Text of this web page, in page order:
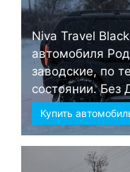
Niva Travel
автомобиля
заводские, по
состоянии. Без
Купить